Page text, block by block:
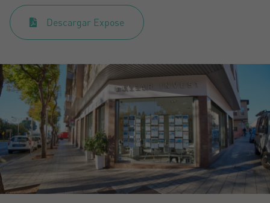
Descargar Expose